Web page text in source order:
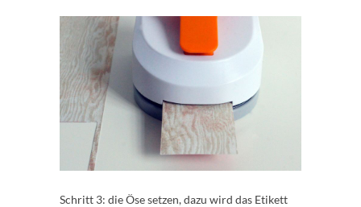
Schritt 3: die Öse setzen, dazu wird das Etikett